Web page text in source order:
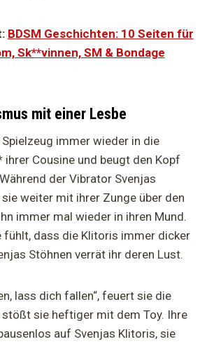
BDSM Geschichten: 10 Seiten für
Sk**vinnen, SM & Bondage
mit einer Lesbe
immer wieder in die
Cousine und beugt den Kopf
der Vibrator Svenjas
weiter mit ihrer Zunge über den
immer mal wieder in ihren Mund.
fühlt, dass die Klitoris immer dicker
Stöhnen verrät ihr deren Lust.
lass dich fallen“, feuert sie die
stößt sie heftiger mit dem Toy. Ihre
auf Svenjas Klitoris, sie